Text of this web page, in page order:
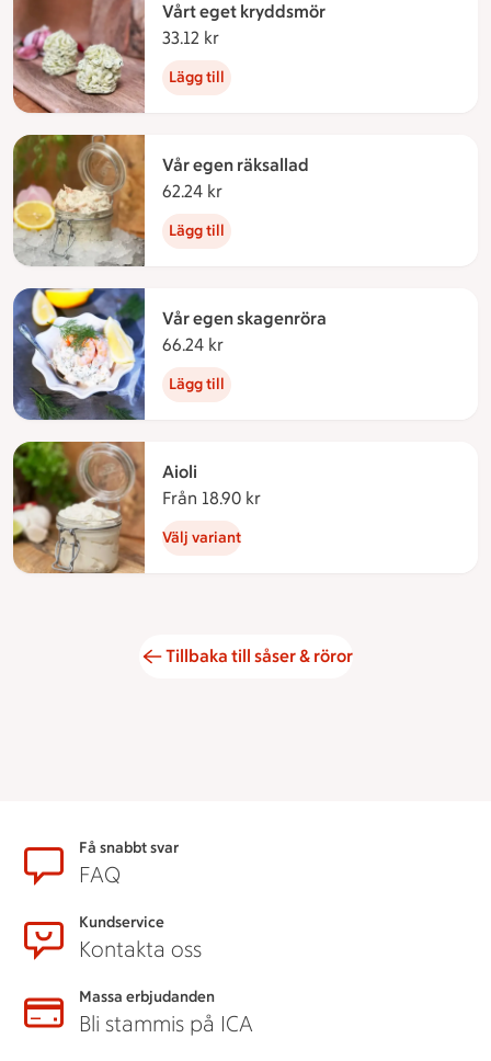
Vårt eget kryddsmör
33.12 kr
Lägg till
Vår egen räksallad
62.24 kr
Lägg till
Vår egen skagenröra
66.24 kr
Lägg till
Aioli
Från 18.90 kr
Välj variant
Tillbaka till såser & röror
SidfotFå snabbt svar
FAQ
Kundservice
Kontakta oss
Massa erbjudanden
Bli stammis på ICA